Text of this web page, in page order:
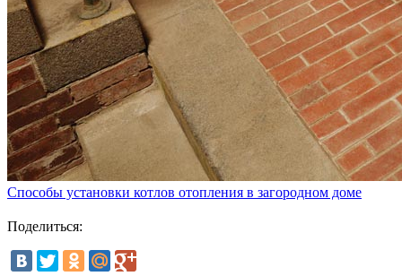
Способы установки котлов отопления в загородном доме
Поделиться: